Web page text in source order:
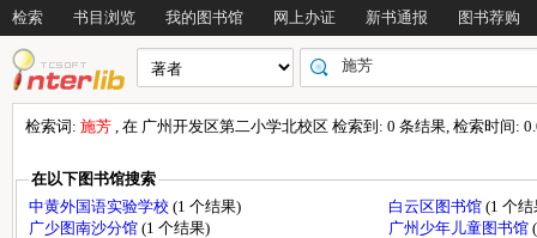
检索 书目浏览 我的图书馆 网上办证 新书通报 图书荐购
检索词: 施芳 , 在 广州开发区第二小学北校区 检索到: 0 条结果, 检索时间:
在以下图书馆搜索
中黄外国语实验学校 (1 个结果) 白云区图书馆 (1 个结
广少图南沙分馆 (1 个结果) 广州少年儿童图书馆